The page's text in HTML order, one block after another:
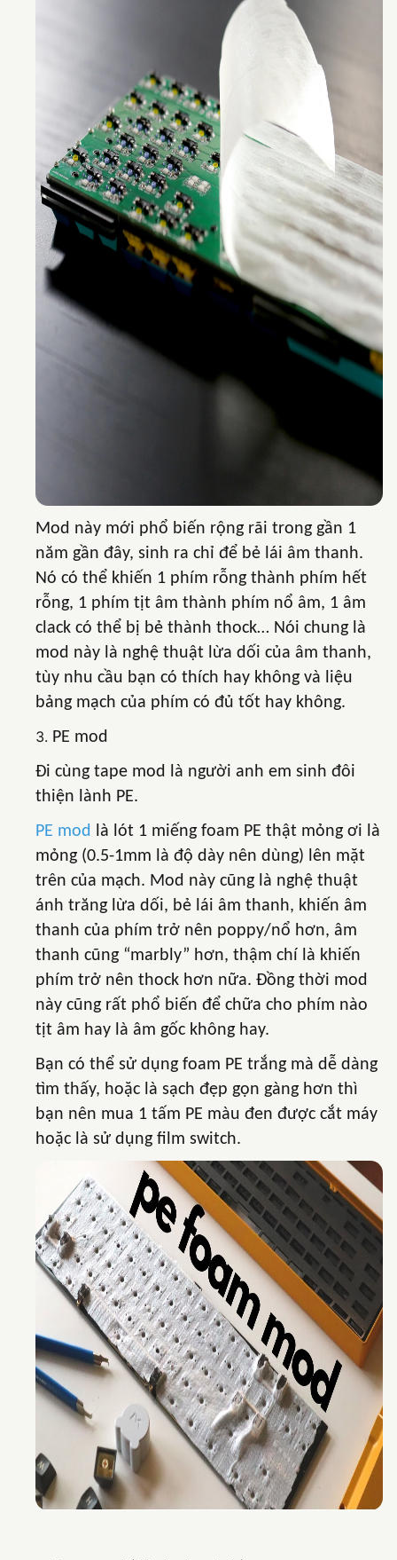
Mod này mới phổ biến rộng rãi trong gần 1
năm gần đây, sinh ra chỉ để bẻ lái âm thanh.
Nó có thể khiến 1 phím rỗng thành phím hết
rỗng, 1 phím tịt âm thành phím nổ âm, 1 âm
clack có thể bị bẻ thành thock… Nói chung là
mod này là nghệ thuật lừa dối của âm thanh,
tùy nhu cầu bạn có thích hay không và liệu
bảng mạch của phím có đủ tốt hay không.
PE mod
Đi cùng tape mod là người anh em sinh đôi
thiện lành PE.
PE mod là lót 1 miếng foam PE thật mỏng ơi là
mỏng (0.5-1mm là độ dày nên dùng) lên mặt
trên của mạch. Mod này cũng là nghệ thuật
ánh trăng lừa dối, bẻ lái âm thanh, khiến âm
thanh của phím trở nên poppy/nổ hơn, âm
thanh cũng “marbly” hơn, thậm chí là khiến
phím trở nên thock hơn nữa. Đồng thời mod
này cũng rất phổ biến để chữa cho phím nào
tịt âm hay là âm gốc không hay.
Bạn có thể sử dụng foam PE trắng mà dễ dàng
tìm thấy, hoặc là sạch đẹp gọn gàng hơn thì
bạn nên mua 1 tấm PE màu đen được cắt máy
hoặc là sử dụng film switch.